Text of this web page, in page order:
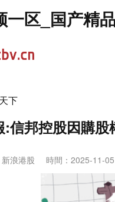
一区_国产精
天下
:信邦控股因購
新浪港股 時間：2025-11-